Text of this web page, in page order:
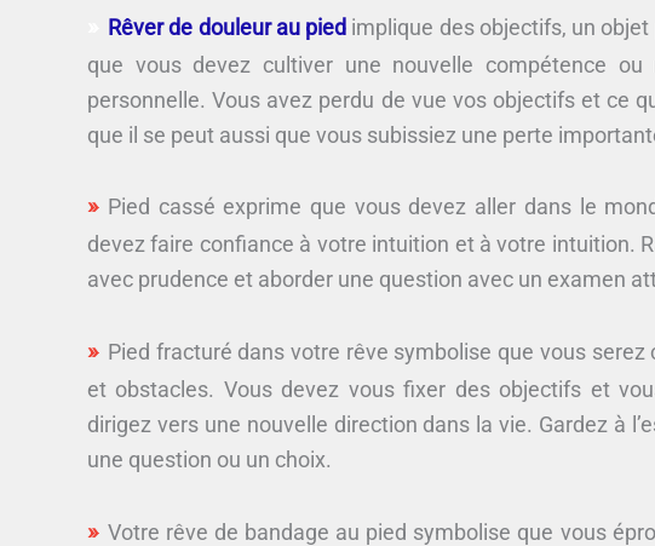
Rêver de douleur au pied implique des objectifs, un
que vous devez cultiver une nouvelle compétence
personnelle. Vous avez perdu de vue vos objectifs et ce
que il se peut aussi que vous subissiez une perte
Pied cassé exprime que vous devez aller dans le
devez faire confiance à votre intuition et à votre intuition.
avec prudence et aborder une question avec un examen
Pied fracturé dans votre rêve symbolise que vous
et obstacles. Vous devez vous fixer des objectifs et
dirigez vers une nouvelle direction dans la vie. Gardez à
une question ou un choix.
Votre rêve de bandage au pied symbolise que vous